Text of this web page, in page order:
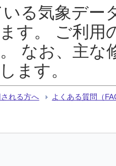
る気象デー
す。 ご利用
なお、主な
ます。
れる方へ よくある質問（